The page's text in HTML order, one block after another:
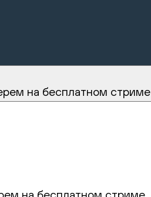
на бесплатном стриме
на бесплатном стриме